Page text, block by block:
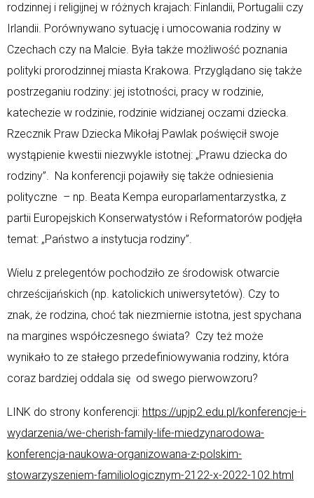
rodzinnej i religijnej w różnych krajach: Finlandii, Portugalii czy
Irlandii. Porównywano sytuację i umocowania rodziny w
Czechach czy na Malcie. Była także możliwość poznania
polityki prorodzinnej miasta Krakowa. Przyglądano się także
postrzeganiu rodziny: jej istotności, pracy w rodzinie,
katechezie w rodzinie, rodzinie widzianej oczami dziecka.
Rzecznik Praw Dziecka Mikołaj Pawlak poświęcił swoje
wystąpienie kwestii niezwykle istotnej: „Prawu dziecka do
rodziny”. Na konferencji pojawiły się także odniesienia
polityczne – np. Beata Kempa europarlamentarzystka, z
partii Europejskich Konserwatystów i Reformatorów podjęła
temat: „Państwo a instytucja rodziny”.
Wielu z prelegentów pochodziło ze środowisk otwarcie
chrześcijańskich (np. katolickich uniwersytetów). Czy to
znak, że rodzina, choć tak niezmiernie istotna, jest spychana
na margines współczesnego świata? Czy też może
wynikało to ze stałego przedefiniowywania rodziny, która
coraz bardziej oddala się od swego pierwowzoru?
LINK do strony konferencji: https://upjp2.edu.pl/konferencje-i-
wydarzenia/we-cherish-family-life-miedzynarodowa-
konferencja-naukowa-organizowana-z-polskim-
stowarzyszeniem-familiologicznym-2122-x-2022-102.html